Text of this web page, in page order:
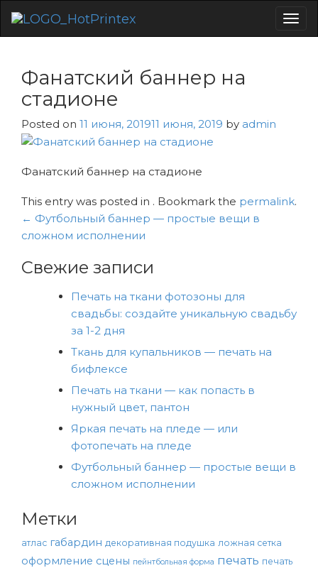
Фанатский баннер на
стадионе
Posted on 11 июня, 201911 июня, 2019 by admin
Фанатский баннер на стадионе
This entry was posted in . Bookmark the permalink.
Навигация
по
записям
← Футбольный баннер — простые вещи в
сложном исполнении
Свежие записи
Печать на ткани фотозоны для
свадьбы: создайте уникальную свадьбу
за 1-2 дня
Ткань для купальников — печать на
бифлексе
Печать на ткани — как попасть в
нужный цвет, пантон
Яркая печать на пледе — или
фотопечать на пледе
Футбольный баннер — простые вещи в
сложном исполнении
Метки
атлас габардин декоративная подушка ложная сетка
оформление сцены пейнтбольная форма печать печать